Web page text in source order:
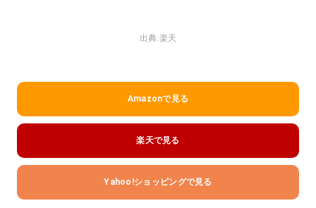
出典:楽天
Amazonで見る
楽天で見る
Yahoo!ショッピングで見る